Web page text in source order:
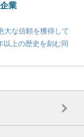
業
大な信頼を獲得して
以上の歴史を刻む同